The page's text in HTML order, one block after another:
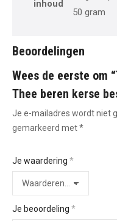
inhoud
50 gram
Beoordelingen
Wees de eerste om
Thee beren kerse
Je e-mailadres wordt niet
gemarkeerd met*
Je waardering *
Je beoordeling *